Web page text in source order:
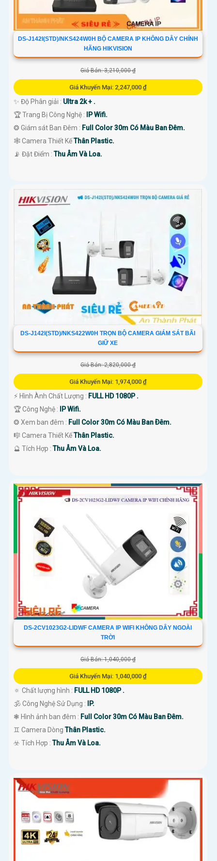
DS-J142I(STD)/NKS424W0H BỘ CAMERA IP KHÔNG DÂY CHÍNH
HÃNG HIKVISION
Giá Bán: 3,210,000 ₫
Giá Khuyến Mại: 2,247,000 ₫
✨ Độ Phân giải : Ultra 2k + .
🏆 Trang Bị Công Nghệ :
IP Wifi.
❂ Giám sát Ban Đêm : Full Color 30m Có Màu Ban Ðêm.
🕸️ Camera Thiết KếThân Plastic.
️📡 Đặt Điểm :Thu Âm Và Loa.
DS-J142I(STD)/NKS422W0H TRỌN BỘ CAMERA GIÁM SÁT BÃI
GIỮ XE
Giá Bán: 2,820,000 ₫
Giá Khuyến Mại: 1,974,000 ₫
️⚡ Hình Ành Chất Lượng : FULL HD 1080P .
🏆 Công Nghệ :
IP Wifi.
❂ Xem ban đêm : Full Color 30m Có Màu Ban Ðêm.
🎼️ Camera Thiết KếThân Plastic.
️🔮 Tích Hợp :Thu Âm Và Loa.
DS-2CV1023G2-LIDWF CAMERA IP WIFI KHÔNG DÂY NGOÀI
TRỜI
Giá Bán: 1,040,000 ₫
Giá Khuyến Mại: 1,040,000 ₫
🔅 Chất lượng hình : FULL HD 1080P .
🕉️ Công Nghệ Sử Dụng :
IP.
❃ Hình ảnh ban đêm : Full Color 30m Có Màu Ban Ðêm.
♊ Camera DòngThân Plastic.
️☣️ Tích Hợp :Thu Âm Và Loa.